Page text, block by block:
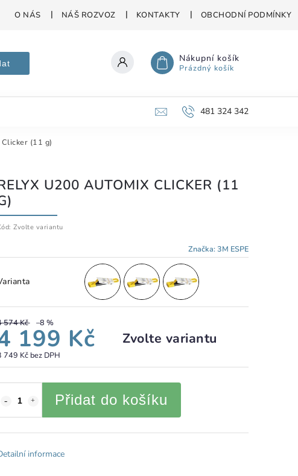
O NÁS NÁŠ ROZVOZ KONTAKTY OBCHODNÍ PODMÍNKY
Nákupní košík
Prázdný košík
481 324 342
(11 g)
U200 AUTOMIX CLICKER (11
Zvolte variantu
Značka:3M ESPE
574 Kč –8 %
199 Kč
749 Kč bez DPH
Zvolte variantu
Přidat do košíku
informace